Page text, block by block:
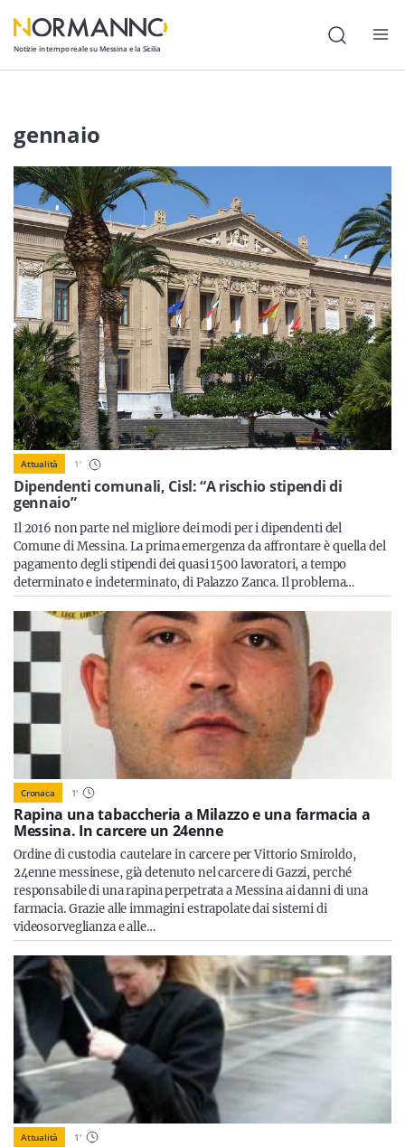
Notizie in tempo reale su Messina e la Sicilia
Attualità
Politica
Cultura
Lavoro
Società
Economia
Sport
Sicilia
Servizi
nostra newsletter
Iscriviti
gennaio
Dipendenti comunali, Cisl: “A rischio stipendi di
gennaio”
Attualità 1'
Il 2016 non parte nel migliore dei modi per i dipendenti del
Comune di Messina. La prima emergenza da affrontare è quella del
pagamento degli stipendi dei quasi 1500 lavoratori, a tempo
determinato e indeterminato, di Palazzo Zanca. Il problema…
Cronaca 1'
Rapina una tabaccheria a Milazzo e una farmacia a
Messina. In carcere un 24enne
Ordine di custodia cautelare in carcere per Vittorio Smiroldo,
24enne messinese, già detenuto nel carcere di Gazzi, perché
responsabile di una rapina perpetrata a Messina ai danni di una
farmacia. Grazie alle immagini estrapolate dai sistemi di
videosorveglianza e alle…
Attualità 1'